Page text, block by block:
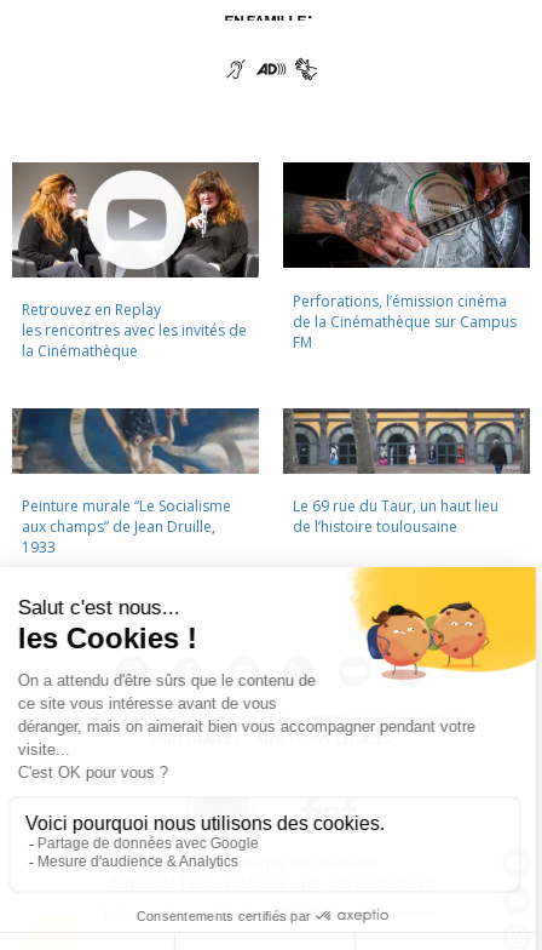
Retrouvez en Replay
les rencontres avec les invités de
la Cinémathèque
Perforations, l’émission cinéma
de la Cinémathèque sur Campus
FM
Peinture murale “Le Socialisme
aux champs” de Jean Druille,
1933
Le 69 rue du Taur, un haut lieu
de l’histoire toulousaine
LA CINÉMATHÈQUE · CONTACTS · LETTRE D'INFORMATION ·
PARTENAIRES
MENTIONS LÉGALES
La Cinémathèque de Toulouse
La Cinémathèque de Toulouse © 2015. Tous droits réservés.